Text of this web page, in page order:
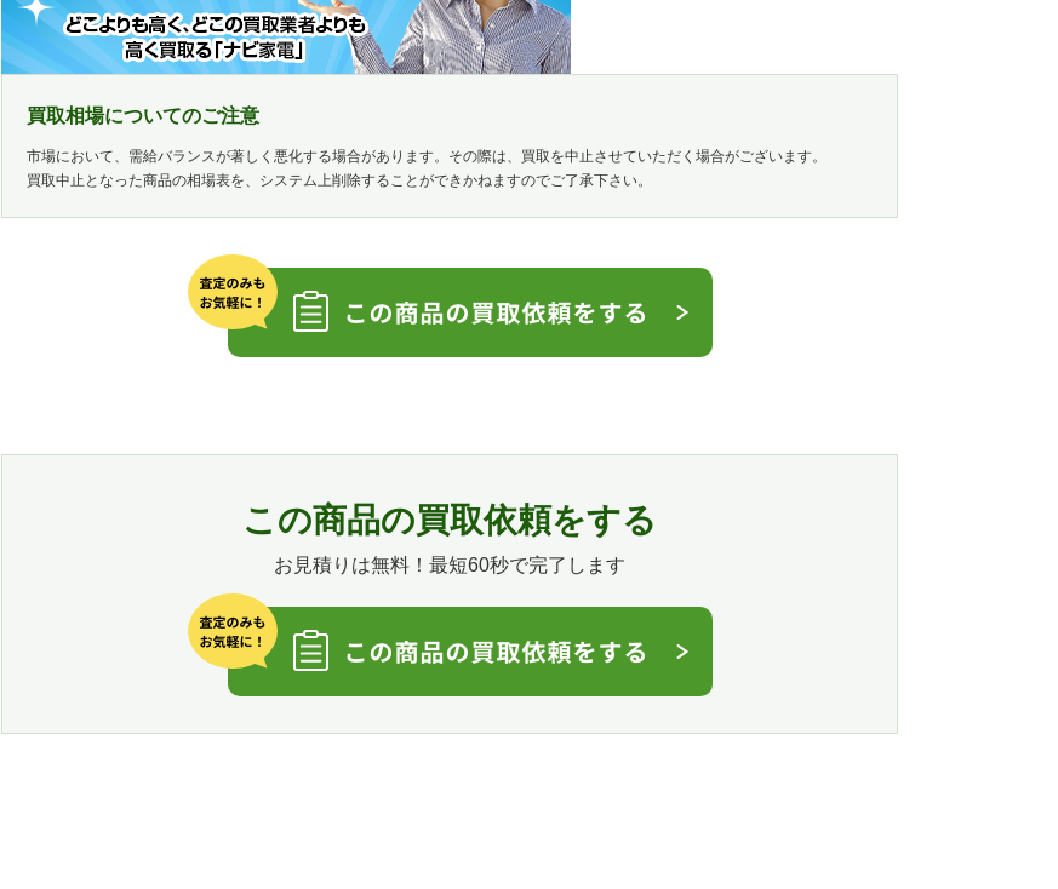
買取相場についてのご注意
市場において、需給バランスが著しく悪化する場合があります。その際は、買取を中止させていただく場合がございます。
買取中止となった商品の相場表を、システム上削除することができかねますのでご了承下さい。
この商品の買取依頼をする
お見積りは無料！最短60秒で完了します